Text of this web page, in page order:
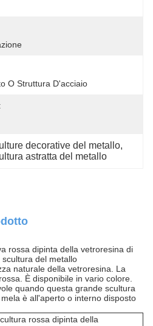
O Struttura D'acciaio
decorative del metallo,
astratta del metallo
rossa dipinta della vetroresina di
scultura del metallo
naturale della vetroresina. La
È disponibile in vario colore.
quando questa grande scultura
è all'aperto o interno disposto
rossa dipinta della